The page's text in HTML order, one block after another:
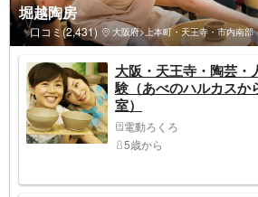
堀越陶房
口コミ(2,431) 大阪府>上本町・天王寺・市内南部
大阪・天王寺・陶芸・
験（あべのハルカスか
室）
電動ろくろ
5歳から